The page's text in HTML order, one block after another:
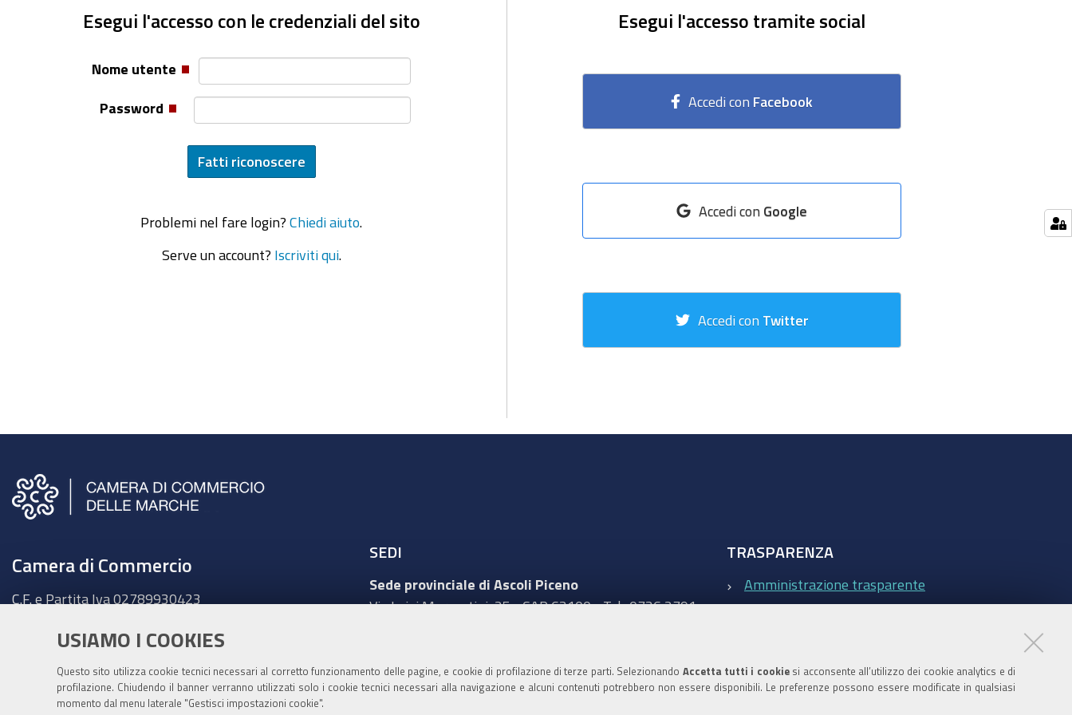
USIAMO I COOKIES
Questo sito utilizza cookie tecnici necessari al corretto funzionamento delle pagine, e cookie di profilazione di terze parti. Selezionando Accetta tutti i cookiesi acconsente all’utilizzo dei cookie analytics e di
profilazione. Chiudendo il banner verranno utilizzati solo i cookie tecnici necessari alla navigazione e alcuni contenuti potrebbero non essere disponibili. Le preferenze possono essere modificate in qualsiasi
momento dal menu laterale "Gestisci impostazioni cookie".
Esegui l'accesso con le credenziali del sito
Nome utente
Password
Problemi nel fare login? Chiedi aiuto
Serve un account? Iscriviti qui.
Esegui l'accesso tramite social
Accedi con Facebook
Accedi con Google
Accedi con Twitter
Camera di Commercio
C.F. e Partita Iva 02789930423
Ancona - Largo XXIV Maggio, 1 - CAP 60123
Fatt. elettronica - Cod. univoco:UFKY7Z
cciaa@pec.marche.camcom.it
SEDI
Sede provinciale di Ascoli Piceno
Via Luigi Mercantini, 25 - CAP 63100 - Tel.: 0736 2791
Sede provinciale di Macerata
TRASPARENZA
Amministrazione trasparente